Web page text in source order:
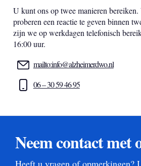
U kunt ons op twee manieren
proberen een reactie te geven binnen
zijn we op werkdagen telefonisch
16:00 uur.
mailto:info@alzheimerdwo.nl
06 – 30 59 46 95
Neem contact met